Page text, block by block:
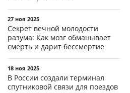
27 ноя 2025
Секрет вечной молодости
разума: Как мозг обманывает
смерть и дарит бессмертие
18 ноя 2025
В России создали терминал
спутниковой связи для поездов